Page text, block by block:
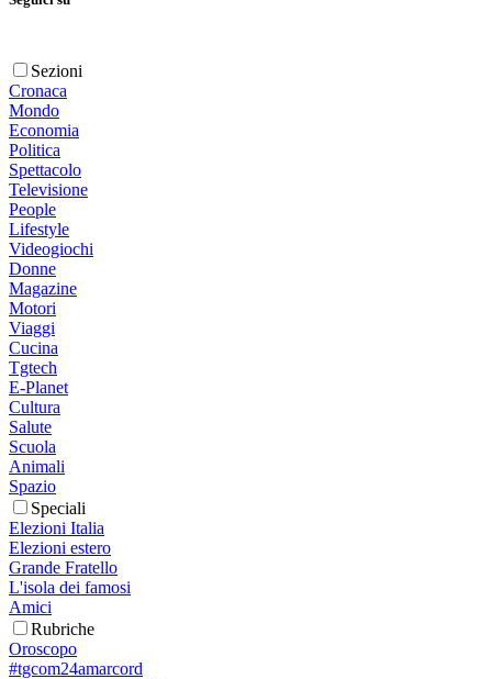
Sezioni
Cronaca
Mondo
Economia
Politica
Spettacolo
Televisione
People
Lifestyle
Videogiochi
Donne
Magazine
Motori
Viaggi
Cucina
Tgtech
E-Planet
Cultura
Salute
Scuola
Animali
Spazio
Speciali
Elezioni Italia
Elezioni estero
Grande Fratello
L'isola dei famosi
Amici
Rubriche
Oroscopo
#tgcom24amarcord